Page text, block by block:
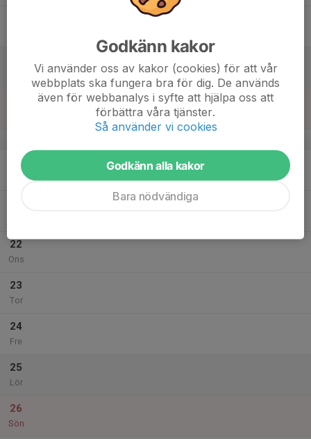
20
Mån
22
Ons
23
Tor
24
Fre
25
Lör
26
Sön
Godkänn kakor
Vi använder oss av kakor (cookies) för att vår
webbplats ska fungera bra för dig. De används
även för webbanalys i syfte att hjälpa oss att
förbättra våra tjänster.
Så använder vi cookies
Godkänn alla kakor
Bara nödvändiga